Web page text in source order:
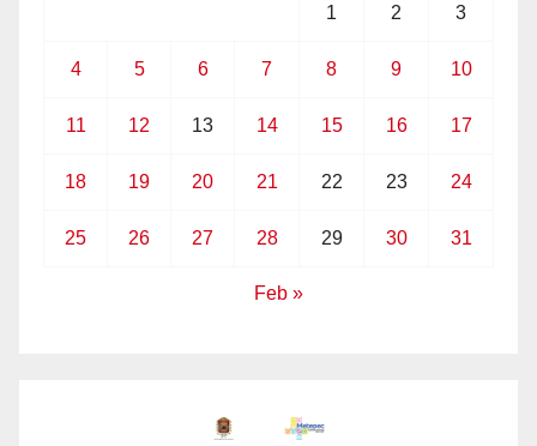
1 2 3
4 5 6 7 8 9 10
11 12 13 14 15 16 17
18 19 20 21 22 23 24
25 26 27 28 29 30 31
Feb »